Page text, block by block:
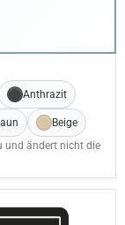
Anthrazit
Beige
und ändert nicht die